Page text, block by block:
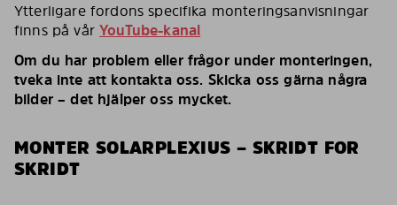
Ytterligare fordons specifika monteringsanvisningar
finns på vårYouTube-kanal
Om du har problem eller frågor under monteringen,
tveka inte att kontakta oss. Skicka oss gärna några
bilder – det hjälper oss mycket.
MONTER SOLARPLEXIUS – SKRIDT FOR
SKRIDT